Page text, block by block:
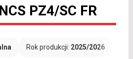
PZ4/SC FR
Rok produkcji: 2025/2026